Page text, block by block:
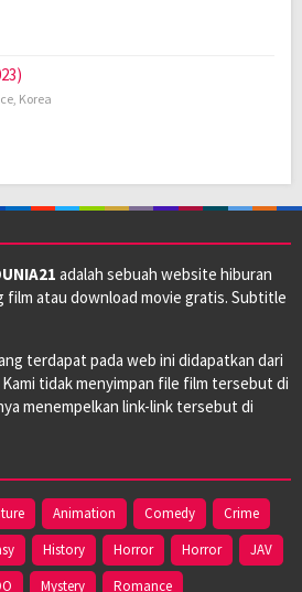
Korea
adalah sebuah website hiburan
film atau download movie gratis. Subtitle
terdapat pada web ini didapatkan dari
tidak menyimpan file film tersebut di
menempelkan link-link tersebut di
Animation Comedy
Crime
History Horror Horror
JAV
Mystery Romance